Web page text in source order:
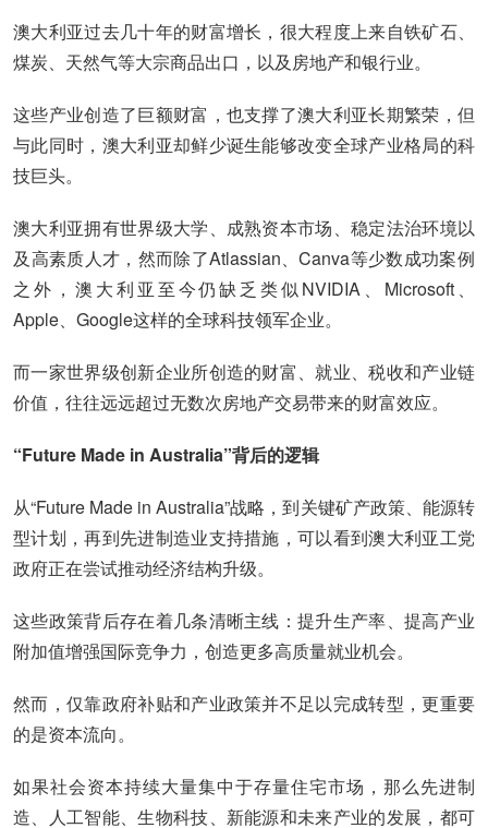
澳大利亚过去几十年的财富增长，很大程度上来自铁矿石、
煤炭、天然气等大宗商品出口，以及房地产和银行业。
这些产业创造了巨额财富，也支撑了澳大利亚长期繁荣，但
与此同时，澳大利亚却鲜少诞生能够改变全球产业格局的科
技巨头。
澳大利亚拥有世界级大学、成熟资本市场、稳定法治环境以
及高素质人才，然而除了Atlassian、Canva等少数成功案例
之外，澳大利亚至今仍缺乏类似NVIDIA、Microsoft、
Apple、Google这样的全球科技领军企业。
而一家世界级创新企业所创造的财富、就业、税收和产业链
价值，往往远远超过无数次房地产交易带来的财富效应。
“Future Made in Australia”背后的逻辑
从“Future Made in Australia”战略，到关键矿产政策、能源转
型计划，再到先进制造业支持措施，可以看到澳大利亚工党
政府正在尝试推动经济结构升级。
这些政策背后存在着几条清晰主线：提升生产率、提高产业
附加值增强国际竞争力，创造更多高质量就业机会。
然而，仅靠政府补贴和产业政策并不足以完成转型，更重要
的是资本流向。
如果社会资本持续大量集中于存量住宅市场，那么先进制
造、人工智能、生物科技、新能源和未来产业的发展，都可